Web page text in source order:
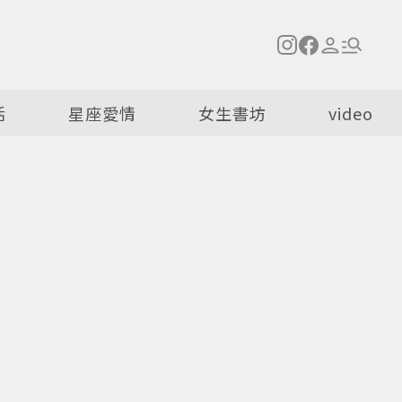
星座愛情 女生書坊 video